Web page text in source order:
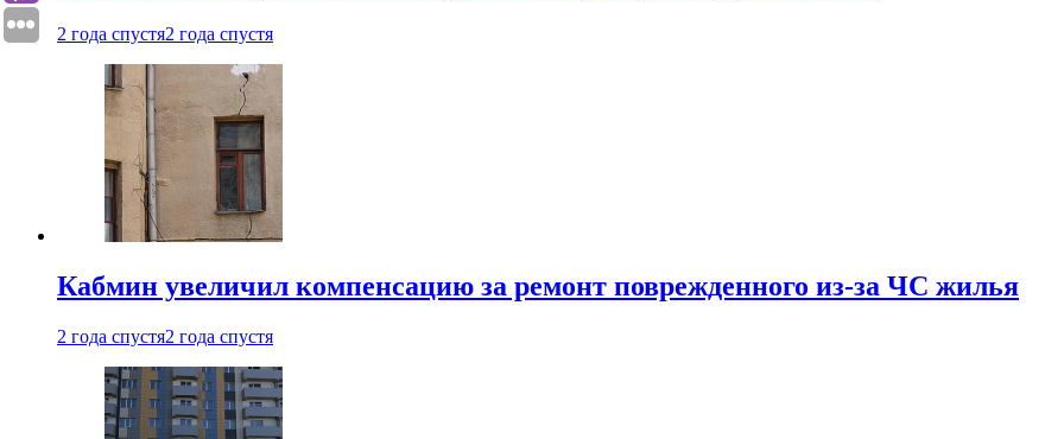
2 года спустя2 года спустя
Кабмин увеличил компенсацию за ремонт поврежденного из-за ЧС жилья
2 года спустя2 года спустя